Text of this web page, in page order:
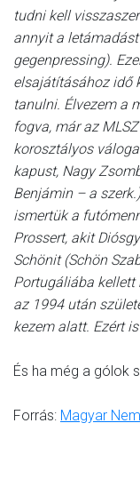
tudni kell
annyit a
gegenpressing).
elsajátításához idő
tanulni. Élvezem a
fogva, már az
korosztályos
kapust, Nagy
Benjámin – a
ismertük a
Prossert, akit
Schönit (Schön
Portugáliába kellett
az 1994 után
kezem alatt. Ezért
És ha még a gólok
Forrás: Magyar